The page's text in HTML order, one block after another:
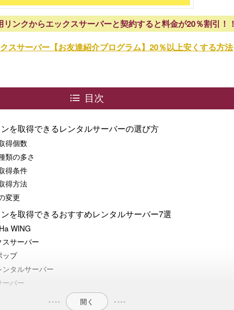
ンクからエックスサーバーと契約すると料金が20％割引！！
スサーバー【お友達紹介プログラム】20％以上安くする方法
目次
を取得できるレンタルサーバーの選び方
得個数
類の多さ
得条件
得方法
変更
を取得できるおすすめレンタルサーバー7選
WING
サーバー
ップ
タルサーバー
バー
開く